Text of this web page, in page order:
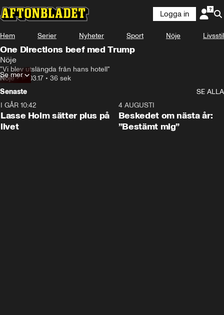
Logga in
Hem Serier Nyheter Sport Nöje Livsstil
One Directions beef med Trump
Nöje
"Vi blev utslängda från hans hotell"
Nöje•18.03.17 • 36 sek
Se mer
Senaste
SE ALLA
I GÅR 10:42
Lasse Holm sätter plus på
livet
4 AUGUSTI
Beskedet om nästa år:
”Bestämt mig”